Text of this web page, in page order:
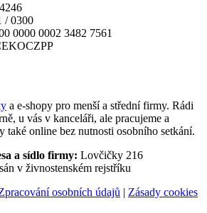
/ 0300
0000 0002 3482 7561
a e-shopy pro menší a střední firmy. Rádi
u vás v kanceláři, ale pracujeme a
také online bez nutnosti osobního setkání.
a sídlo firmy: Lovčičky 216
v živnostenském rejstříku
osobních údajů | Zásady cookies